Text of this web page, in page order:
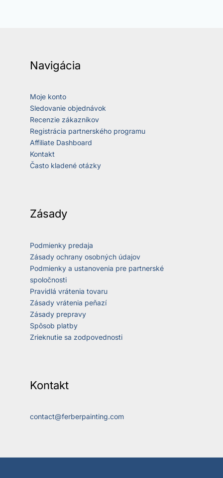
Navigácia
Moje konto
Sledovanie objednávok
Recenzie zákazníkov
Registrácia partnerského programu
Affiliate Dashboard
Kontakt
Často kladené otázky
Zásady
Podmienky predaja
Zásady ochrany osobných údajov
Podmienky a ustanovenia pre partnerské
spoločnosti
Pravidlá vrátenia tovaru
Zásady vrátenia peňazí
Zásady prepravy
Spôsob platby
Zrieknutie sa zodpovednosti
Kontakt
contact@ferberpainting.com